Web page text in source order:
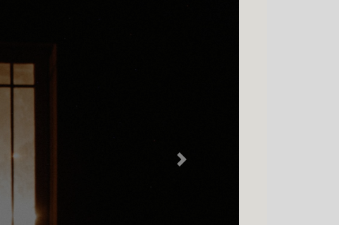
Next